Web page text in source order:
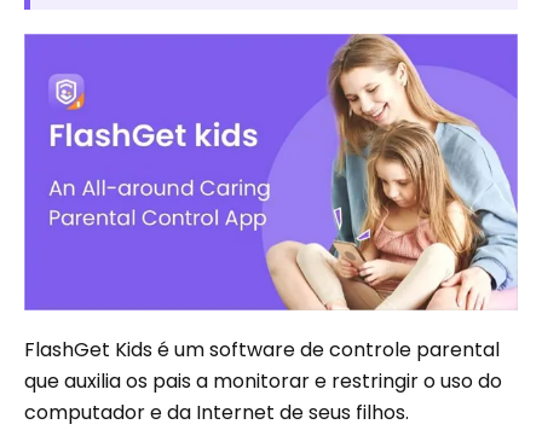
FlashGet Kids é um software de controle parental
que auxilia os pais a monitorar e restringir o uso do
computador e da Internet de seus filhos.